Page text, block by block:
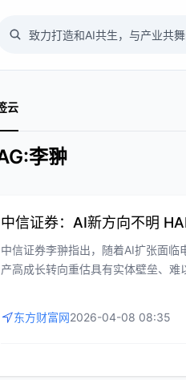
云
李翀
中信证券：AI新方向不明
中信证券李翀指出，随着AI扩张面
产高成长转向重估具有实体壁垒、难
“生存溢价”。文章深入剖析了HALO
市场分化，并为投资者在AI新方向
东方财富网2026-04-08 08:35